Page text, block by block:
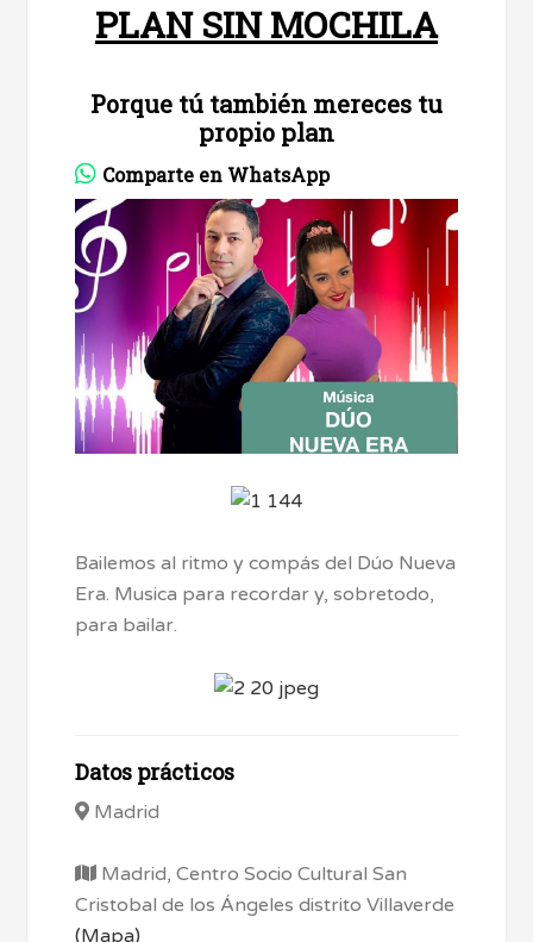
PLAN SIN MOCHILA
Porque tú también mereces tu
propio plan
Comparte en WhatsApp
Bailemos al ritmo y compás del Dúo Nueva
Era. Musica para recordar y, sobretodo,
para bailar.
Datos prácticos
Madrid
Madrid, Centro Socio Cultural San
Cristobal de los Ángeles distrito Villaverde
(Mapa)